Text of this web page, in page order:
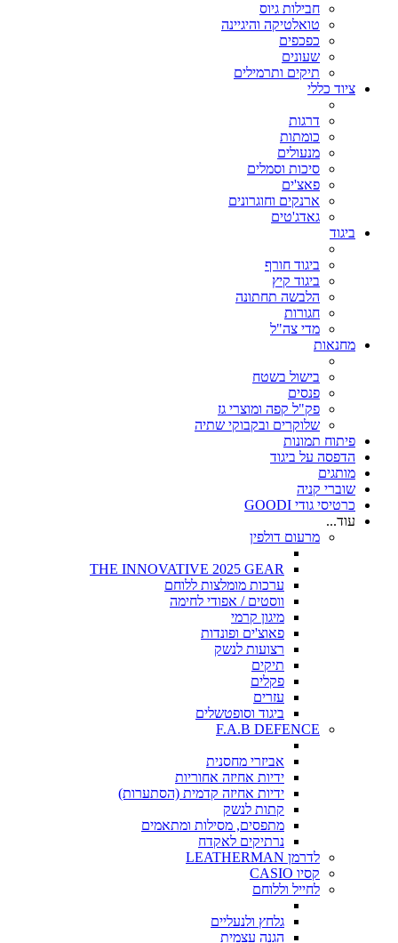
חבילות גיוס
טואלטיקה והיגיינה
כפכפים
שעונים
תיקים ותרמילים
ציוד כללי
דרגות
כומתות
מנעולים
סיכות וסמלים
פאצ'ים
ארנקים וחוגרונים
גאדג'טים
ביגוד
ביגוד חורף
ביגוד קיץ
הלבשה תחתונה
חגורות
מדי צה"ל
מחנאות
בישול בשטח
פנסים
פק"ל קפה ומוצרי גז
שלוקרים ובקבוקי שתיה
פיתוח תמונות
הדפסה על ביגוד
מותגים
שוברי קניה
כרטיסי גודי GOODI
עוד...
מרעום דולפין
THE INNOVATIVE 2025 GEAR
ערכות מומלצות ללוחם
ווסטים / אפודי לחימה
מיגון קרמי
פאוצ'ים ופונדות
רצועות לנשק
תיקים
פקלים
עזרים
ביגוד וסופטשלים
F.A.B DEFENCE
אביזרי מחסנית
ידיות אחיזה אחוריות
ידיות אחיזה קדמית (הסתערות)
קתות לנשק
מתפסים, מסילות ומתאמים
נרתיקים לאקדח
לדרמן LEATHERMAN
קסיו CASIO
לחייל וללוחם
גלחץ ולנעליים
הגנה עצמית